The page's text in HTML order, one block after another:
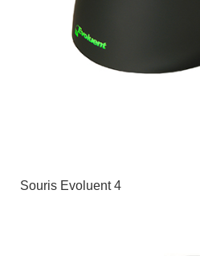
Souris Evoluent 4